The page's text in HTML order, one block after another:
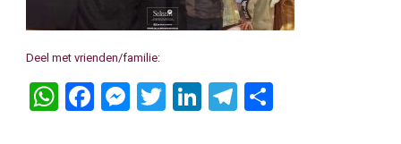
Deel met vrienden/familie:
WhatsApp
Facebook
Messenger
Twitter
LinkedIn
Telegram